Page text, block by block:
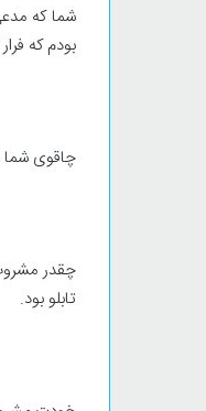
شما که
بودم که
چاقوی شما
چقدر
تابلو بود.